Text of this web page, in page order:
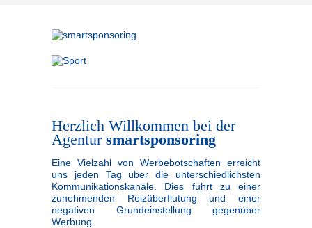
Herzlich Willkommen bei der
Agentur smartsponsoring
Eine Vielzahl von Werbebotschaften erreicht
uns jeden Tag über die unterschiedlichsten
Kommunikationskanäle. Dies führt zu einer
zunehmenden Reizüberflutung und einer
negativen Grundeinstellung gegenüber
Werbung.